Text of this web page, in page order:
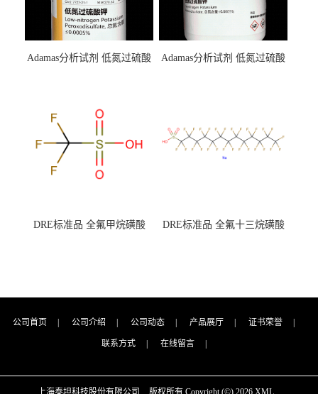
Adamas分析试剂 低氮过硫酸
（泰坦现货供应）
Adamas分析试剂 低氮过硫酸
DRE标准品 全氟甲烷磺酸
DRE标准品 全氟十三烷磺酸
公司首页 公司介绍 公司动态 产品展厅 证书荣誉
联系方式 在线留言
上海泰坦科技股份有限公司 版权所有 Copyright (©) 2026 XML